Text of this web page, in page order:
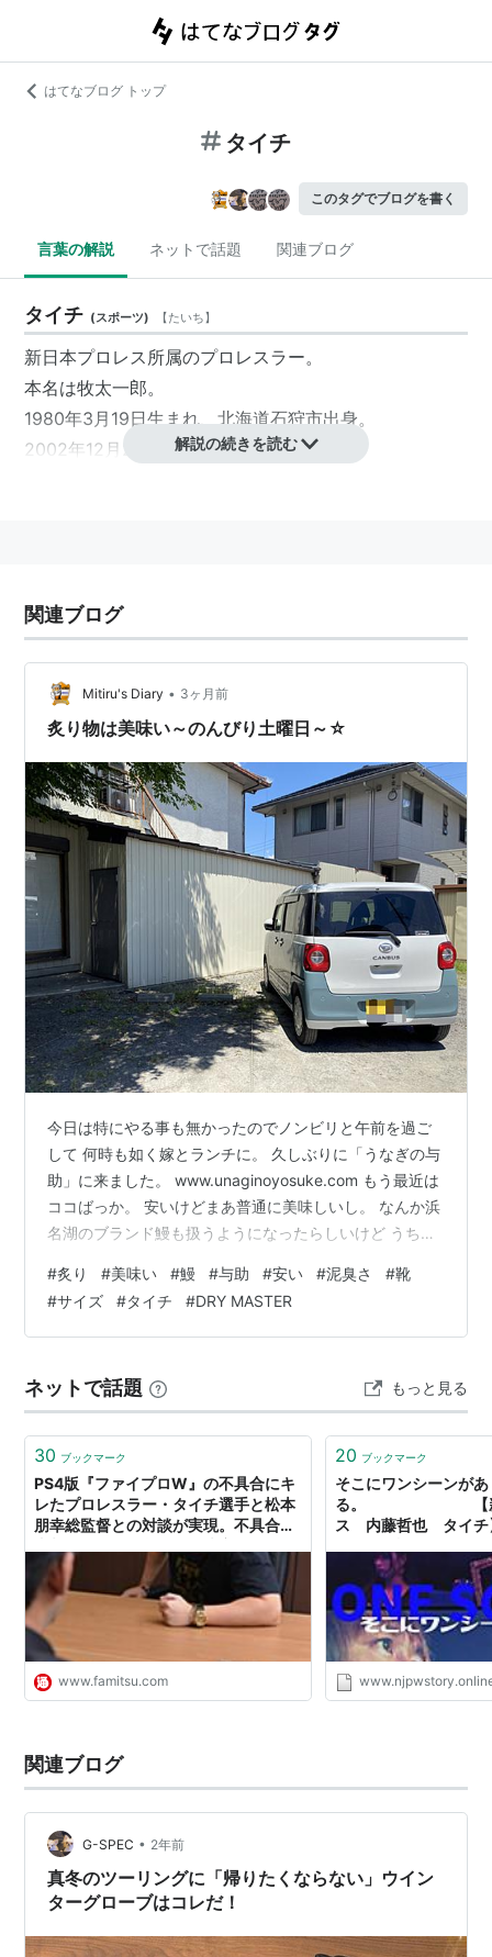
はてなブログ トップ
タイチ
このタグでブログを書く
言葉の解説 ネットで話題 関連ブログ
タイチ (スポーツ) 【たいち】
新日本プロレス所属のプロレスラー。
本名は牧太一郎。
1980年3月19日生まれ、北海道石狩市出身。
2002年12月2日デビュー。
解説の続きを読む
関連ブログ
Mitiru's Diary • 3ヶ月前
炙り物は美味い～のんびり土曜日～☆
今日は特にやる事も無かったのでノンビリと午前を過ご
して 何時も如く嫁とランチに。 久しぶりに「うなぎの与
助」に来ました。 www.unaginoyosuke.com もう最近は
ココばっか。 安いけどまあ普通に美味しいし。 なんか浜
名湖のブランド鰻も扱うようになったらしいけど うちら
なドロ臭さも無く、焼きも上手くなって全然美味しいで
す。 昼からは ハンターに乗ってバイクショップに。 そ
ろそろ 靴をちゃんと見ないとねって事で。 靴は同じサイ
で、色々と試したんですが やはり今と同じタイチのDR…
#炙り #美味い #鰻 #与助 #安い #泥臭さ #靴
#サイズ #タイチ #DRY MASTER
ネットで話題 もっと見る
30 ブックマーク
PS4版『ファイプロW』の不具合にキ
レたプロレスラー・タイチ選手と松本
朋幸総監督との対談が実現。不具合の
ファミ通.com
www.famitsu.com
20 ブックマーク
そこにワンシーンがあ
る。 【新日
ス 内藤哲也 タイチ
関連ブログ
G-SPEC • 2年前
真冬のツーリングに「帰りたくならない」ウイン
ターグローブはコレだ！